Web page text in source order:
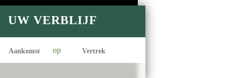
UW VERBLIJF
op